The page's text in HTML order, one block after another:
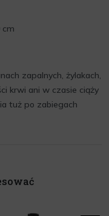
cm
zapalnych, żylakach,
krwi ani w czasie ciąży
tuż po zabiegach